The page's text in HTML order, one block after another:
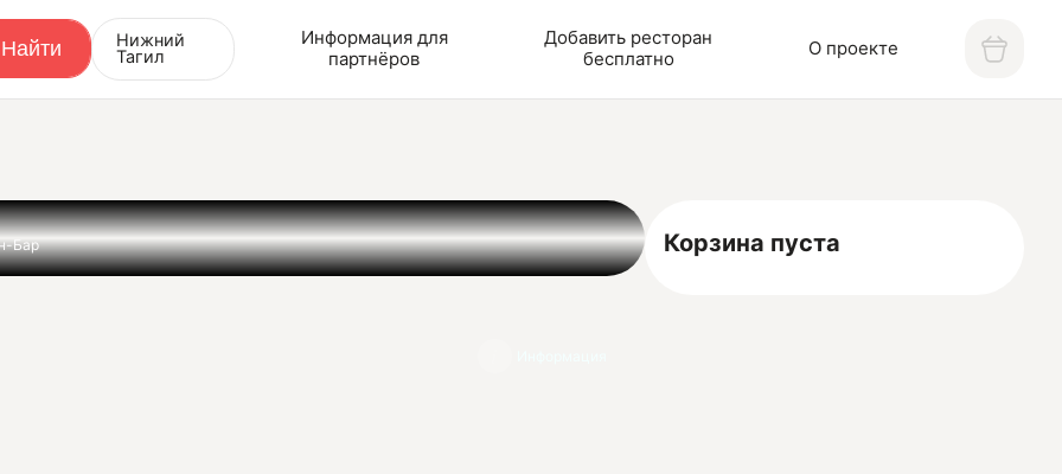
Нижний
Тагил
Информация для
партнёров
Добавить ресторан
бесплатно
О проекте
Бар Корзина пуста